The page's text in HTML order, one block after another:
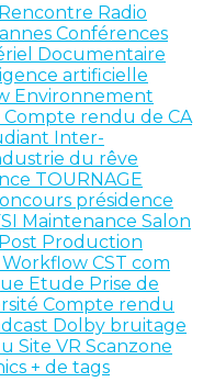
Rencontre Radio
Conférences
Documentaire
artificielle
Environnement
Compte rendu de CA
Inter-
du rêve
TOURNAGE
présidence
Maintenance Salon
Post Production
Workflow CST com
Etude Prise de
Compte rendu
Dolby bruitage
Site VR Scanzone
+ de tags